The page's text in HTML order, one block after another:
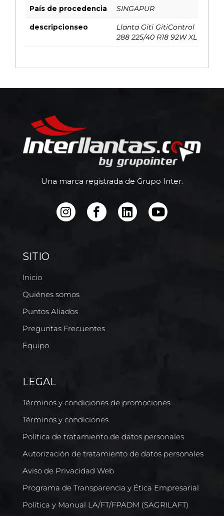
País de procedencia SINGAPUR
descripcionseo
Llanta Giti GitiControl
288 225/40 R18 92W XL
Una marca registrada de Grupo Inter.
SITIO
Inicio
Quiénes somos
Puntos Aliados
Preguntas Frecuentes
Equipo
LEGAL
Términos y condiciones de promociones
Términos y condiciones
Política de tratamiento de datos personales
Autorización de tratamiento de datos personales
Aviso de Privacidad Web
Programa de Transparencia y Ética Empresarial
Política y Manual LA/FT/FPADM (SAGRILAFT)